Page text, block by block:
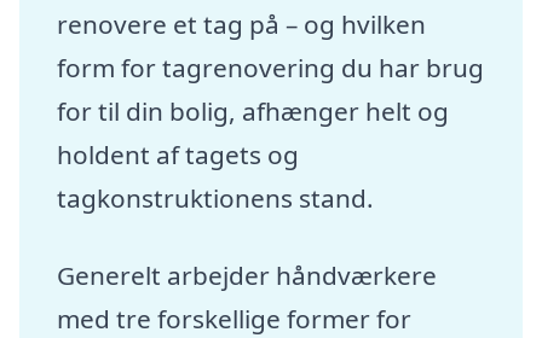
renovere et tag på – og hvilken
form for tagrenovering du har brug
for til din bolig, afhænger helt og
holdent af tagets og
tagkonstruktionens stand.
Generelt arbejder håndværkere
med tre forskellige former for